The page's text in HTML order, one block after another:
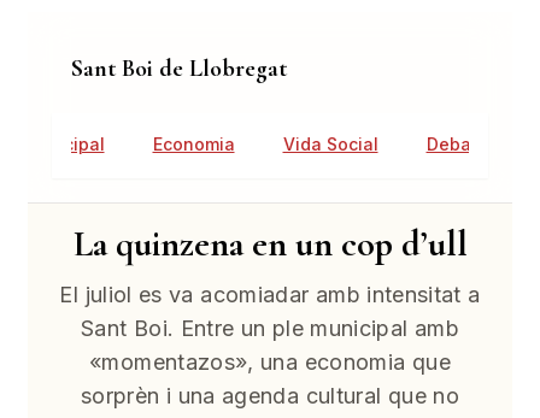
Sant Boi de Llobregat
Municipal Economia Vida Social Debat Públic
La quinzena en un cop d’ull
El juliol es va acomiadar amb intensitat a
Sant Boi. Entre un ple municipal amb
«momentazos», una economia que
sorprèn i una agenda cultural que no